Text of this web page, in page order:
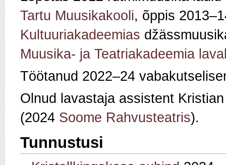
Tartu Muusikakooli, õppis
Kultuuriakadeemias
Muusika- ja Teatriakadeemia
Töötanud 2022–24
Olnud lavastaja assistent
(2024 Soome Rahvusteatris).
Tunnustusi